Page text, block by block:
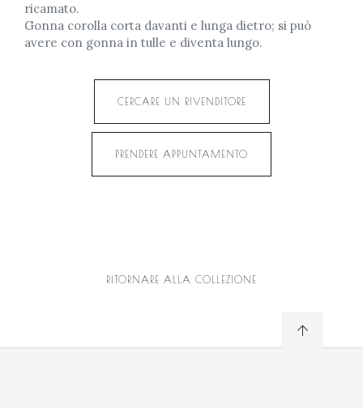
ricamato.
Gonna corolla corta davanti e lunga dietro; si può
avere con gonna in tulle e diventa lungo.
CERCARE UN RIVENDITORE
PRENDERE APPUNTAMENTO
RITORNARE ALLA COLLEZIONE